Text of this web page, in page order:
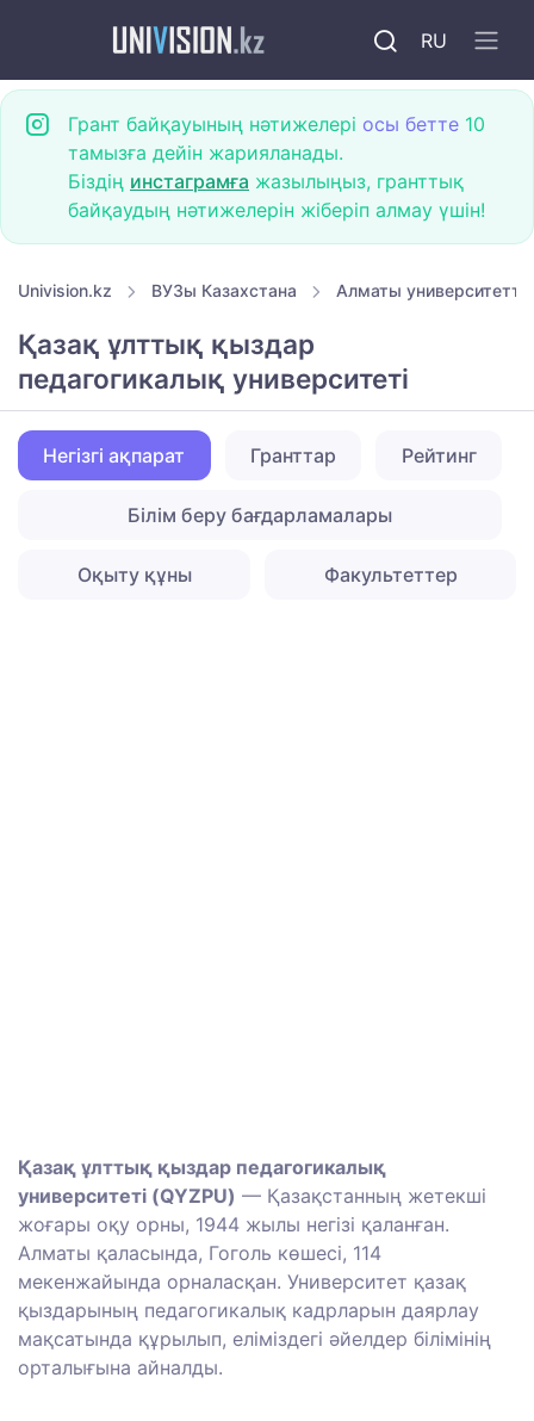
RU
Грант байқауының нәтижелері осы бетте 10
тамызға дейін жарияланады.
Біздің инстаграмға жазылыңыз, гранттық
байқаудың нәтижелерін жіберіп алмау үшін!
Univision.kz ВУЗы Казахстана Алматы
Қазақ ұлттық қыздар
педагогикалық университеті
Негізгі ақпарат Гранттар Рейтинг
Білім беру бағдарламалары
Оқыту құны Факультеттер
Қазақ ұлттық қыздар педагогикалық
университеті (QYZPU) — Қазақстанның жетекші
жоғары оқу орны, 1944 жылы негізі қаланған.
Алматы қаласында, Гоголь көшесі, 114
мекенжайында орналасқан. Университет қазақ
қыздарының педагогикалық кадрларын даярлау
мақсатында құрылып, еліміздегі әйелдер білімінің
орталығына айналды.